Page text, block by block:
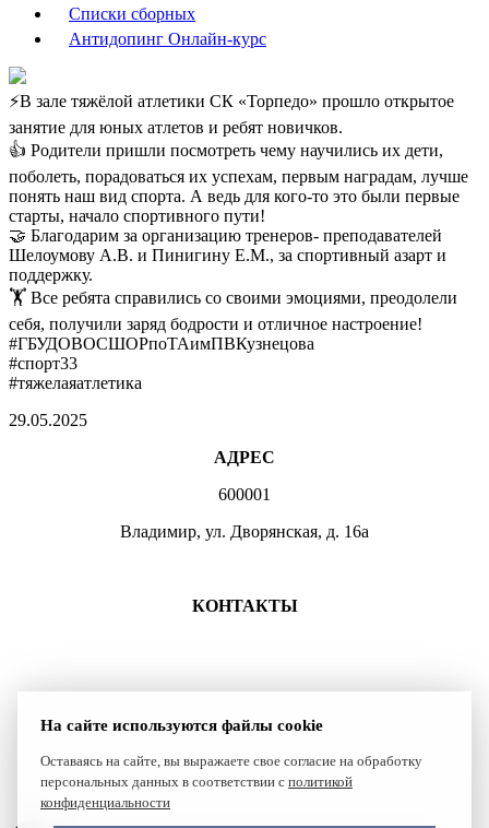
Списки сборных
Антидопинг Онлайн-курс
⚡В зале тяжёлой атлетики СК «Торпедо» прошло открытое
занятие для юных атлетов и ребят новичков.
👍 Родители пришли посмотреть чему научились их дети,
поболеть, порадоваться их успехам, первым наградам, лучше
понять наш вид спорта. А ведь для кого-то это были первые
старты, начало спортивного пути!
🤝 Благодарим за организацию тренеров- преподавателей
Шелоумову А.В. и Пинигину Е.М., за спортивный азарт и
поддержку.
🏋️ Все ребята справились со своими эмоциями, преодолели
себя, получили заряд бодрости и отличное настроение!
#ГБУДОВОСШОРпоТАимПВКузнецова
#спорт33
#тяжелаяатлетика
29.05.2025
АДРЕС
600001
Владимир, ул. Дворянская, д. 16а
КОНТАКТЫ
atlet@sport.gov33.ru
Сайт создан компанией Reset
На сайте используются файлы cookie
Оставаясь на сайте, вы выражаете свое согласие на обработку
персональных данных в соответствии с политикой
конфиденциальности